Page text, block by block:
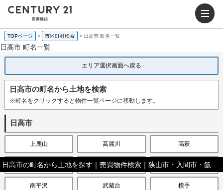
TOPページ > 市区町村検索 > 日高市 町名一覧
日高市 町名一覧
エリア選択画面へ戻る
日高市の町名から土地を検索
※町名をクリックすると物件一覧ページに移動します。
日高市
上鹿山 高麗川 高萩
高萩東 中鹿山 原宿
南平沢 武蔵台 横手